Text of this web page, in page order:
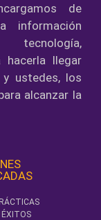
de
información
tecnología,
hacerla llegar
ustedes, los
alcanzar la
ÉXITOS